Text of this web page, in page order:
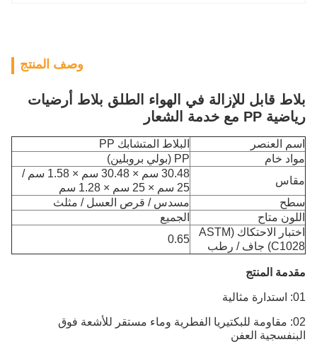
وصف المنتج
بلاط قابل للإزالة في الهواء الطلق بلاط أرضيات
رياضية PP مع خدمة الشعار
اسم العنصر
البلاط المتشابك PP
مواد خام
PP (بولي بروبلين)
مقاس
30.48 سم × 30.48 سم × 1.58 سم /
25 سم × 25 سم × 1.28 سم
سطح
مسدس / قرص العسل / مثلث
اللون متاح
الجميع
اختبار الاحتكاك (ASTM
C1028) جاف / رطب
0.65
مقدمة المنتج
01: استدارة مثالية
02: مقاومة للبكتيريا الفطرية وماء مستقر للأشعة فوق
البنفسجية العفن